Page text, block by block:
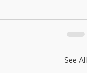
See All